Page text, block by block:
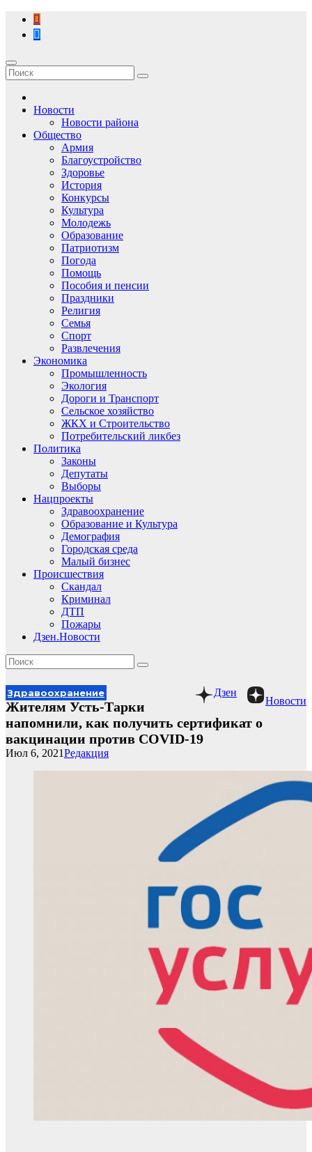
Перейти
содержимому
Новости
Новости района
Общество
Армия
Благоустройство
Здоровье
История
Конкурсы
Культура
Молодежь
Образование
Патриотизм
Погода
Помощь
Пособия и пенсии
Праздники
Религия
Семья
Спорт
Развлечения
Экономика
Промышленность
Экология
Дороги и Транспорт
Сельское хозяйство
ЖКХ и Строительство
Потребительский ликбез
Политика
Законы
Депутаты
Выборы
Нацпроекты
Здравоохранение
Образование и Культура
Демография
Городская среда
Малый бизнес
Происшествия
Скандал
Криминал
ДТП
Пожары
Дзен.Новости
Новости
Дзен
Здравоохранение
Жителям Усть-Тарки
напомнили, как получить сертификат о
вакцинации против COVID-19
Редакция
Июл 6, 2021